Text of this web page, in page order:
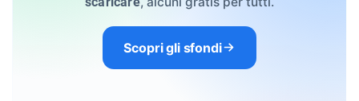
Scopri gli sfondi